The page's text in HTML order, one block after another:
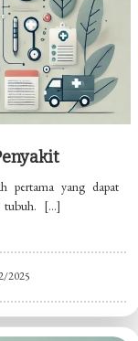
pertama yang dapat
tubuh. […]
2025